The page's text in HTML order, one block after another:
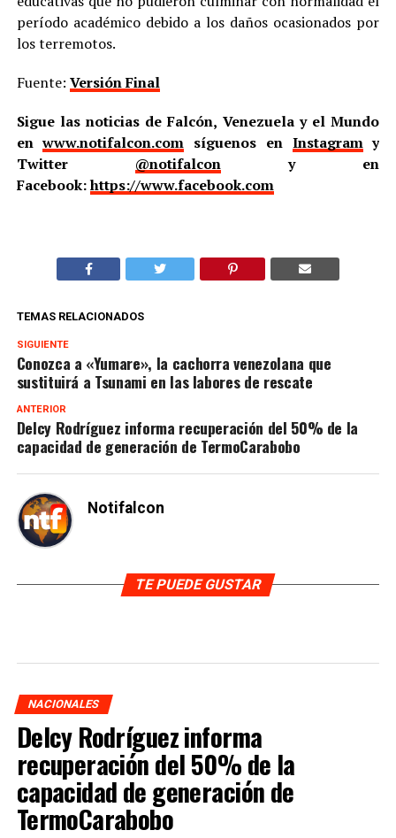
período académico debido a los daños ocasionados por
los terremotos.
Fuente: Versión Final
Sigue las noticias de Falcón, Venezuela y el Mundo
enwww.notifalcon.com síguenos en Instagramy
Twitter @notifalcony en
Facebook:https://www.facebook.com
TEMAS RELACIONADOS
SIGUIENTE
Conozca a «Yumare», la cachorra venezolana que
sustituirá a Tsunami en las labores de rescate
ANTERIOR
Delcy Rodríguez informa recuperación del 50% de la
capacidad de generación de TermoCarabobo
Notifalcon
TE PUEDE GUSTAR
NACIONALES
Delcy Rodríguez informa
recuperación del 50% de la
capacidad de generación de
TermoCarabobo